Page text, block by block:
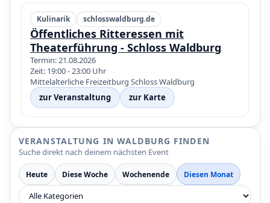
Kulinarik schlosswaldburg.de
Öffentliches Ritteressen mit
Theaterführung - Schloss Waldburg
Termin: 21.08.2026
Zeit: 19:00 - 23:00 Uhr
Mittelalterliche Freizeitburg Schloss Waldburg
zur Veranstaltung
zur Karte
VERANSTALTUNG IN WALDBURG FINDEN
Suche direkt nach deinem nächsten Event
Heute Diese Woche Wochenende Diesen Monat